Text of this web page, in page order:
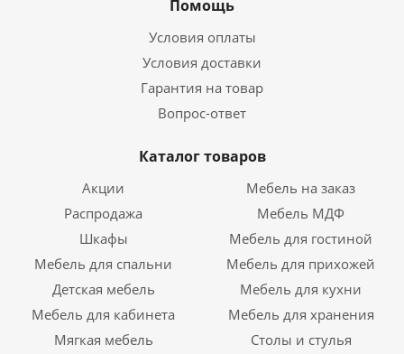
Помощь
Условия оплаты
Условия доставки
Гарантия на товар
Вопрос-ответ
Каталог товаров
Акции
Мебель на заказ
Распродажа
Мебель МДФ
Шкафы
Мебель для гостиной
Мебель для спальни
Мебель для прихожей
Детская мебель
Мебель для кухни
Мебель для кабинета
Мебель для хранения
Мягкая мебель
Столы и стулья